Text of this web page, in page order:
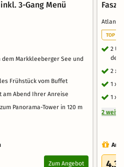
3-Gang Menü
Markkleeberger See und
Frühstück vom Buffet
am Abend Ihrer Anreise
Panorama-Tower in 120 m
Zum Angebot
Atlanta
TOP
2
der
2 x
1 x
1 x
2
4.3